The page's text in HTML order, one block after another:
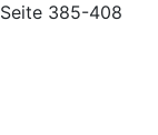
385-408